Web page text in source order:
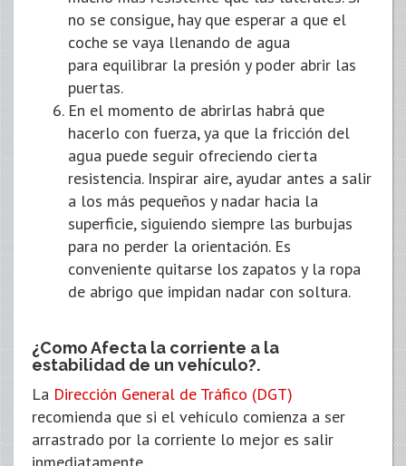
no se consigue, hay que esperar a que el
coche se vaya llenando de agua
para equilibrar la presión y poder abrir las
puertas.
En el momento de abrirlas habrá que
hacerlo con fuerza, ya que la fricción del
agua puede seguir ofreciendo cierta
resistencia. Inspirar aire, ayudar antes a salir
a los más pequeños y nadar hacia la
superficie, siguiendo siempre las burbujas
para no perder la orientación. Es
conveniente quitarse los zapatos y la ropa
de abrigo que impidan nadar con soltura.
¿Como Afecta la corriente a la
estabilidad de un vehículo?.
La Dirección General de Tráfico (DGT)
recomienda que si el vehículo comienza a ser
arrastrado por la corriente lo mejor es salir